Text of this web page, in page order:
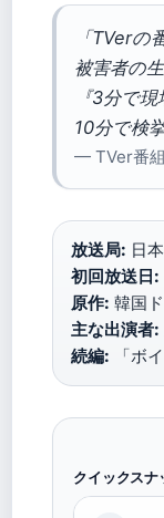
「TVerの
被害者の
『3分で
10分で検
— TVer番
放送局: 日
初回放送日:
原作: 韓国
主な出演者:
続編: 「ボ
クイックスナ